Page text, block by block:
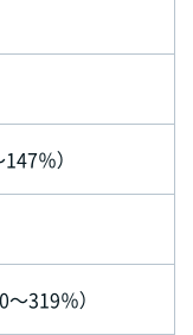
％）
319％）